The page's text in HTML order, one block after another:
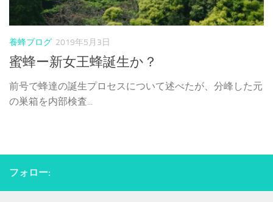
養蜂ブログ 2019年5月3日
蜜蜂ー新女王蜂誕生か？
前号で蜂達の誕生プロセスについて述べたが、分峰した元
の巣箱を内部検査...
フォロー: